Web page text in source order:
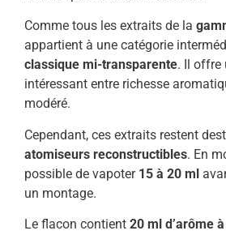
Comme tous les extraits de la
appartient à une catégorie
classique mi-transparente. offre
intéressant entre richesse
modéré.
Cependant, ces extraits restent
atomiseurs reconstructibles. En
possible de vapoter 15 à 20 ml
un montage.
Le flacon contient 20 ml d’arôme à